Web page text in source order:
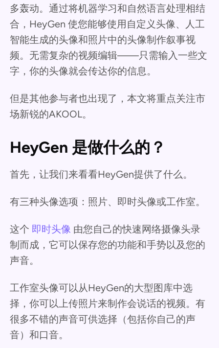
多轰动。通过将机器学习和自然语言处理相结
合，HeyGen 使您能够使用自定义头像、人工
智能生成的头像和照片中的头像制作叙事视
频。无需复杂的视频编辑——只需输入一些文
字，你的头像就会传达你的信息。
但是其他参与者也出现了，本文将重点关注市
场新锐的AKOOL。
HeyGen 是做什么的？
首先，让我们来看看HeyGen提供了什么。
有三种头像选项：照片、即时头像或工作室。
这个 即时头像 由您自己的快速网络摄像头录
制而成，它可以保存您的功能和手势以及您的
声音。
工作室头像可以从HeyGen的大型图库中选
择，你可以上传照片来制作会说话的视频。有
很多不错的声音可供选择（包括你自己的声
音）和口音。